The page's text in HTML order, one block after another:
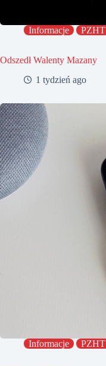
Informacje PZHT
Odszedł Walenty Mazany
1 tydzień ago
Informacje PZHT